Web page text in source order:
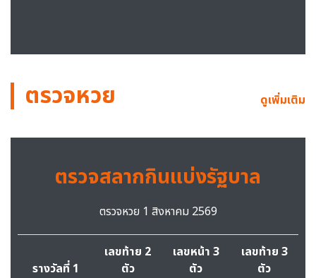
ตรวจหวย ดูเพิ่มเติม
ตรวจสลากกินแบ่งรัฐบาล
ตรวจหวย 1 สิงหาคม 2569
รางวัลที่ 1
เลขท้าย 2
ตัว
เลขหน้า 3
ตัว
เลขท้าย 3
ตัว